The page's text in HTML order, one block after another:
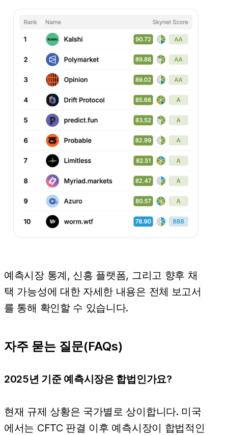
예측시장 통계, 신흥 플랫폼, 그리고 향후 채
택 가능성에 대한 자세한 내용은 전체 보고서
를 통해 확인할 수 있습니다.
자주 묻는 질문(FAQs)
2025년 기준 예측시장은 합법인가요?
현재 규제 상황은 국가별로 상이합니다. 미국
에서는 CFTC 판결 이후 예측시장이 합법적인